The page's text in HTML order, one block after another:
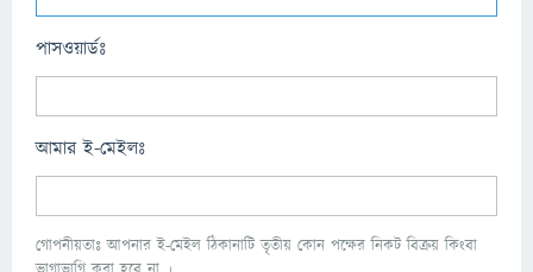
পাসওয়ার্ডঃ
আমার ই-মেইলঃ
গোপনীয়তাঃ আপনার ই-মেইল ঠিকানাটি তৃতীয় কোন পক্ষের নিকট বিক্রয় কিংবা